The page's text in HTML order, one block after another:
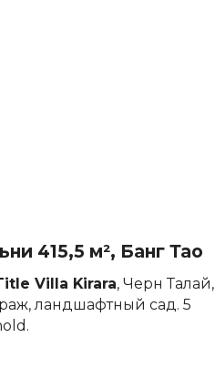
415,5 м², Банг Тао
Villa Kirara, Черн Талай,
ландшафтный сад. 5